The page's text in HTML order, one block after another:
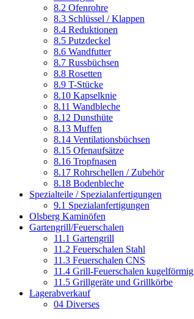
8.2 Ofenrohre
8.3 Schlüssel / Klappen
8.4 Reduktionen
8.5 Putzdeckel
8.6 Wandfutter
8.7 Russbüchsen
8.8 Rosetten
8.9 T-Stücke
8.10 Kapselknie
8.11 Wandbleche
8.12 Dunsthüte
8.13 Muffen
8.14 Ventilationsbüchsen
8.15 Ofenaufsätze
8.16 Tropfnasen
8.17 Rohrschellen / Zubehör
8.18 Bodenbleche
Spezialteile / Spezialanfertigungen
9.1 Spezialanfertigungen
Olsberg Kaminöfen
Gartengrill/Feuerschalen
11.1 Gartengrill
11.2 Feuerschalen Stahl
11.3 Feuerschalen CNS
11.4 Grill-Feuerschalen kugelförmig
11.5 Grillgeräte und Grillkörbe
Lagerabverkauf
04 Diverses